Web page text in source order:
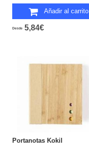
Añadir al carrito
Desde 5,84€
Portanotas Kokil